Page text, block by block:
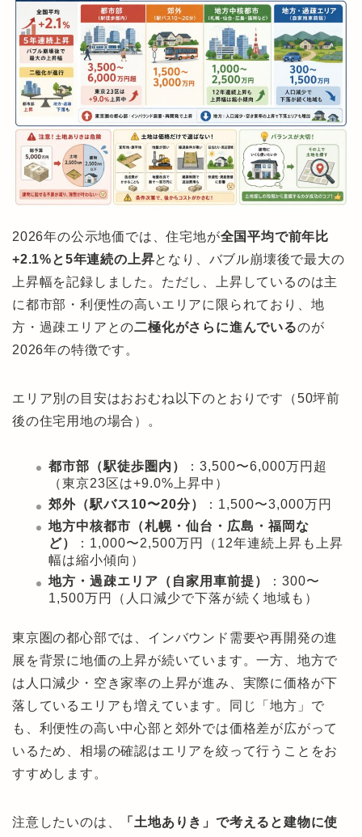
2026年の公示地価では、住宅地が全国平均で前年比
+2.1%と5年連続の上昇となり、バブル崩壊後で最大の
上昇幅を記録しました。ただし、上昇しているのは主
に都市部・利便性の高いエリアに限られており、地
方・過疎エリアとの二極化がさらに進んでいるのが
2026年の特徴です。
エリア別の目安はおおむね以下のとおりです（50坪前
後の住宅用地の場合）。
都市部（駅徒歩圏内）
：3,500〜6,000万円超
（東京23区は+9.0%上昇中）
郊外（駅バス10〜20分）
：1,500〜3,000万円
地方中核都市（札幌・仙台・広島・福岡な
ど）
：1,000〜2,500万円（12年連続上昇も上昇
幅は縮小傾向）
地方・過疎エリア（自家用車前提）
：300〜
1,500万円（人口減少で下落が続く地域も）
東京圏の都心部では、インバウンド需要や再開発の進
展を背景に地価の上昇が続いています。一方、地方で
は人口減少・空き家率の上昇が進み、実際に価格が下
落しているエリアも増えています。同じ「地方」で
も、利便性の高い中心部と郊外では価格差が広がって
いるため、相場の確認はエリアを絞って行うことをお
すすめします。
注意したいのは、 「土地ありき」で考えると建物に使